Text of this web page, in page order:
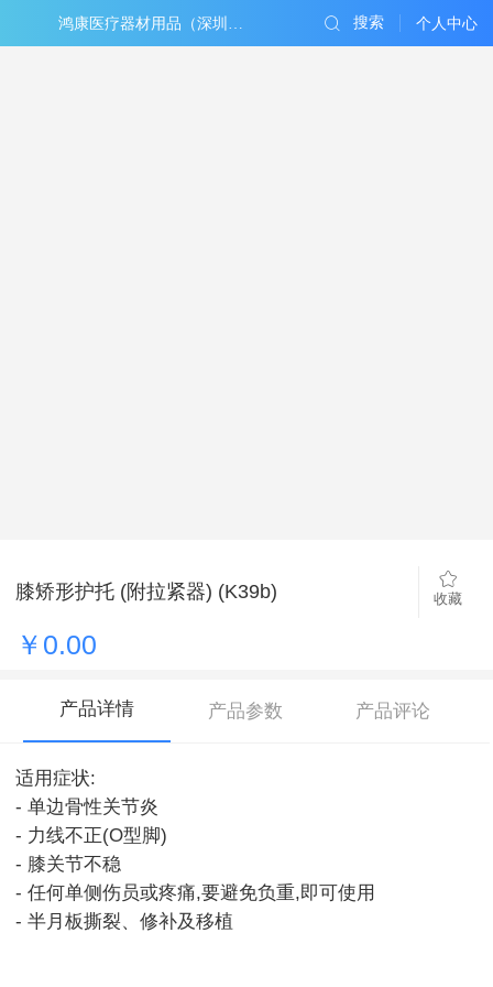
鸿康医疗器材用品（深圳）有限公司 个人中心
搜索
膝矫形护托 (附拉紧器) (K39b) 收藏
￥0.00
产品详情 产品参数 产品评论
适用症状:
- 单边骨性关节炎
- 力线不正(O型脚)
- 膝关节不稳
- 任何单侧伤员或疼痛,要避免负重,即可使用
- 半月板撕裂、修补及移植